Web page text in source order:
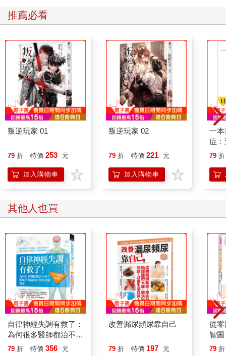
──────────────────────────────────
．內容連載-2
〈沒抽菸，為什麼還是得「肺癌」？〉
──年輕女性肺癌患者越來越多，癌變風險正在改變
在診間裡，這句話我實在聽過許多次：「張醫師，我這輩子連一
根菸都沒抽過，怎麼會得肺癌？」
問這句話的人常常是女性，年紀不大，生活規律，甚至連二手菸
都刻意避開。那個表情不只是困惑，還帶著一點被世界誤會的委
屈。
然而從現代醫學的角度，我越來越清楚一點：肺癌早就不是抽菸
者專屬的疾病了。
● 我們這一代人的肺，替整個環境埋單
如果把時間拉長來看，香菸的角色正慢慢地退到背景中。真正每
細懸浮微粒（PM2.5）、氮氧化物、臭氧、柴油廢氣，這些不光
是新聞名詞，更是我們每天通勤、走在馬路上、打開窗戶時，實
這些微粒小到可以一路進到肺泡，黏在肺部最深層的細胞表面，
長期刺激免疫系統，讓肺部維持在一種慢性發炎、反覆修復的狀
態。而只要細胞一直修復、一直複製，出錯的機率就會升高。
癌症，往往就是在這樣的背景下慢慢累積出來的。
● 廚房裡的油煙，肺記得很清楚
很多台灣女性不抽菸，卻長年待在廚房裡。高溫的熱油、爆香、
煎炒，會產生多環芳香烴、揮發性有機化合物。這些物質一樣會
進入肺部，一樣會造成DNA損傷與發炎反應。
待在通風不足的廚房對肺來說真的很吃力，更何況這不是一天兩
天而已，是十年、二十年的累積。
推薦必看
叛逆玩家 01
79 折 特價 253 元
加入購物車
叛逆玩家 02
79 折 特價 221 元
加入購物車
一
症
開
的
79 折
其他人也買
自律神經失調有救了：
為何很多醫師都治不
好？25年臨床經驗！
79 折 特價 356 元
改善漏尿頻尿靠自己
79 折 特價 197 元
從
智
單字
79 折